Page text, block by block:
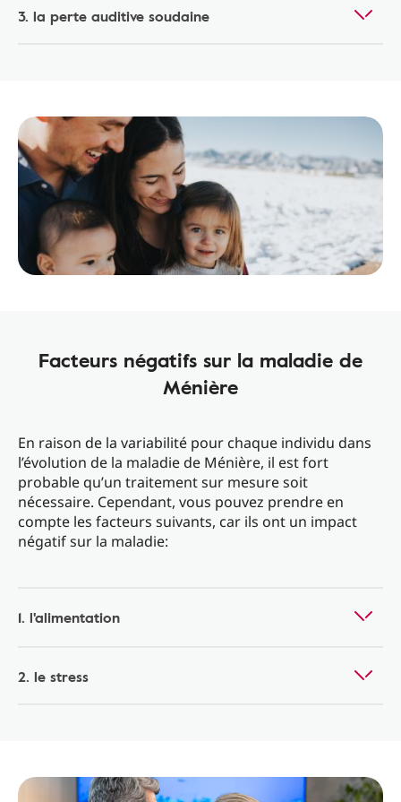
3. la perte auditive soudaine
Facteurs négatifs sur la maladie de
Ménière
En raison de la variabilité pour chaque individu dans
l’évolution de la maladie de Ménière, il est fort
probable qu’un traitement sur mesure soit
nécessaire. Cependant, vous pouvez prendre en
compte les facteurs suivants, car ils ont un impact
négatif sur la maladie:
1. l'alimentation
2. le stress